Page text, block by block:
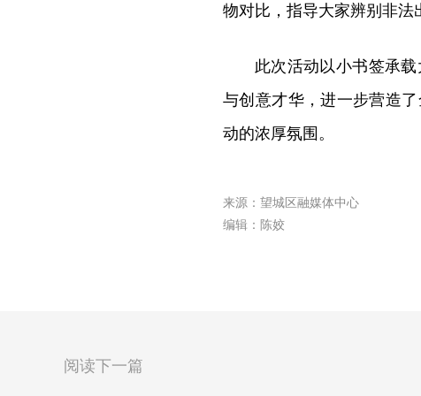
物对比，指导大家辨别非法
此次活动以小书签承
与创意才华，进一步营造
动的浓厚氛围。
来源：望城区融媒体中心
编辑：陈姣
阅读下一篇